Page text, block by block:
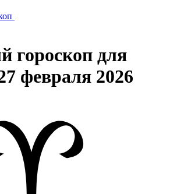
гороскоп для
февраля 2026